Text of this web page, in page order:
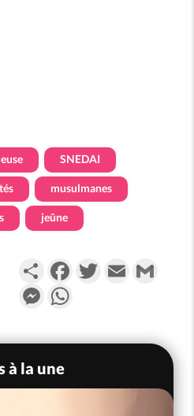
SNEDAI
musulmanes
jeûne
PartagerFacebookTwitterEmail
Messenger
à la une